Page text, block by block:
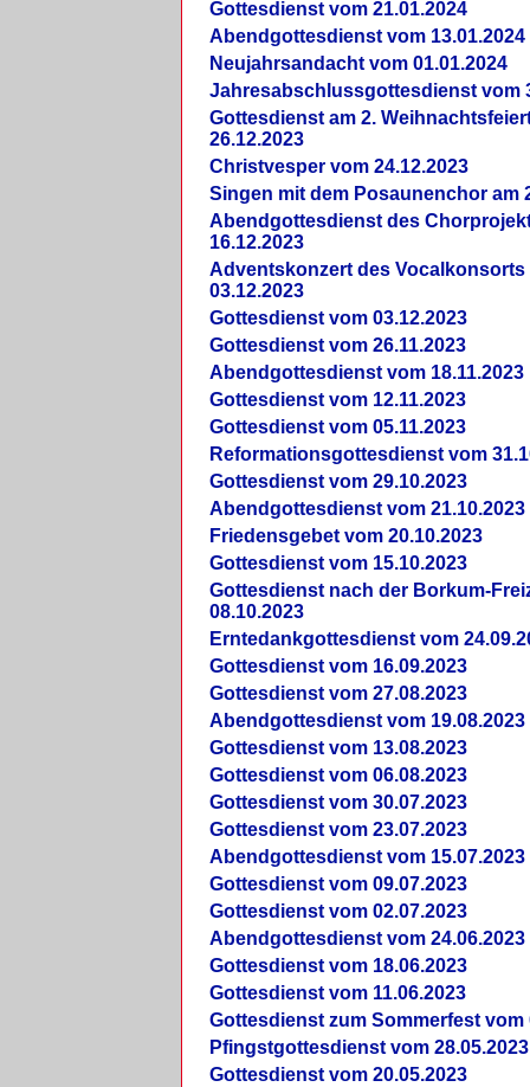
Gottesdienst vom 21.01.2024
Abendgottesdienst vom 13.01.2024
Neujahrsandacht vom 01.01.2024
Jahresabschlussgottesdienst vom
Gottesdienst am 2.
26.12.2023
Christvesper vom 24.12.2023
Singen mit dem Posaunenchor am
Abendgottesdienst des
16.12.2023
Adventskonzert des Vocalkonsorts
03.12.2023
Gottesdienst vom 03.12.2023
Gottesdienst vom 26.11.2023
Abendgottesdienst vom 18.11.2023
Gottesdienst vom 12.11.2023
Gottesdienst vom 05.11.2023
Reformationsgottesdienst vom
Gottesdienst vom 29.10.2023
Abendgottesdienst vom 21.10.2023
Friedensgebet vom 20.10.2023
Gottesdienst vom 15.10.2023
Gottesdienst nach der Borkum-
08.10.2023
Erntedankgottesdienst vom
Gottesdienst vom 16.09.2023
Gottesdienst vom 27.08.2023
Abendgottesdienst vom 19.08.2023
Gottesdienst vom 13.08.2023
Gottesdienst vom 06.08.2023
Gottesdienst vom 30.07.2023
Gottesdienst vom 23.07.2023
Abendgottesdienst vom 15.07.2023
Gottesdienst vom 09.07.2023
Gottesdienst vom 02.07.2023
Abendgottesdienst vom 24.06.2023
Gottesdienst vom 18.06.2023
Gottesdienst vom 11.06.2023
Gottesdienst zum Sommerfest vom
Pfingstgottesdienst vom 28.05.2023
Gottesdienst vom 20.05.2023